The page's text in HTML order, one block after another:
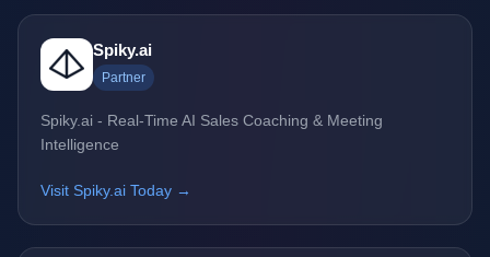
Spiky.ai
Partner
Spiky.ai - Real-Time AI Sales Coaching & Meeting
Intelligence
Visit Spiky.ai Today →